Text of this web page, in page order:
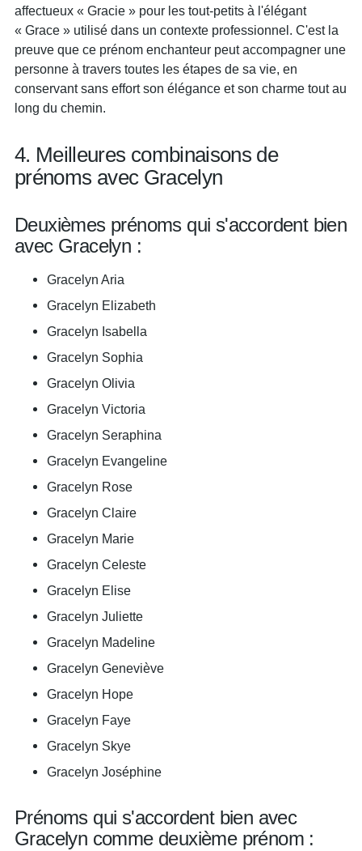
affectueux « Gracie » pour les tout-petits à l'élégant
« Grace » utilisé dans un contexte professionnel. C'est la
preuve que ce prénom enchanteur peut accompagner une
personne à travers toutes les étapes de sa vie, en
conservant sans effort son élégance et son charme tout au
long du chemin.
4. Meilleures combinaisons de
prénoms avec Gracelyn
Deuxièmes prénoms qui s'accordent bien
avec Gracelyn :
Gracelyn Aria
Gracelyn Elizabeth
Gracelyn Isabella
Gracelyn Sophia
Gracelyn Olivia
Gracelyn Victoria
Gracelyn Seraphina
Gracelyn Evangeline
Gracelyn Rose
Gracelyn Claire
Gracelyn Marie
Gracelyn Celeste
Gracelyn Elise
Gracelyn Juliette
Gracelyn Madeline
Gracelyn Geneviève
Gracelyn Hope
Gracelyn Faye
Gracelyn Skye
Gracelyn Joséphine
Prénoms qui s'accordent bien avec
Gracelyn comme deuxième prénom :